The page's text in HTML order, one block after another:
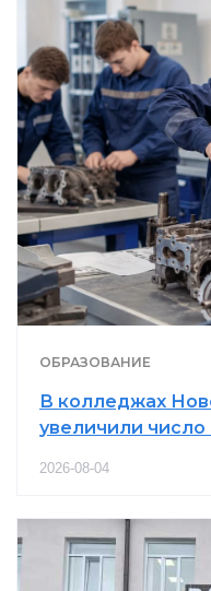
ОБРАЗОВАНИЕ
В колледжах
увеличили
2026-08-04